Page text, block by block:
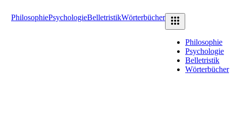
PhilosophiePsychologieBelletristikWörterbücher
Philosophie
Psychologie
Belletristik
Wörterbücher